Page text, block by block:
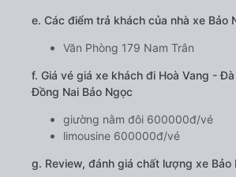
e. Các điểm trả khách của nhà xe Bảo
Văn Phòng 179 Nam Trân
f. Giá vé giá xe khách đi Hoà Vang -
Đồng Nai Bảo Ngọc
giường nằm đôi 600000đ/vé
limousine 600000đ/vé
g. Review, đánh giá chất lượng xe Bảo